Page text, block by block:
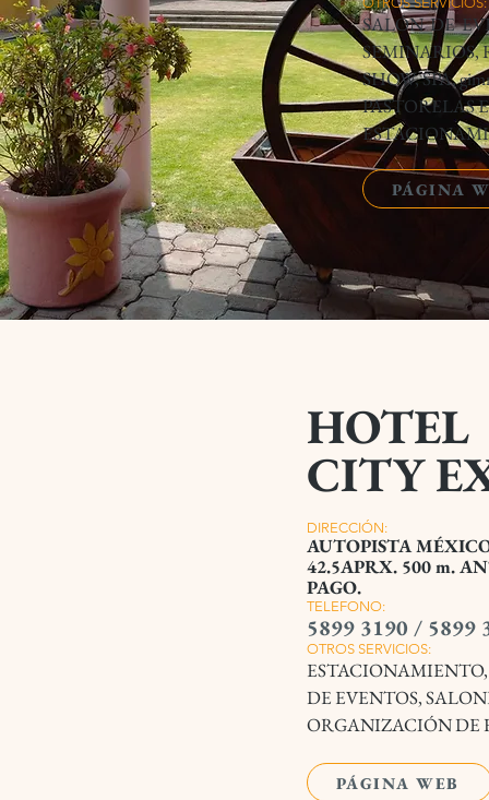
SALÓN DE
SEMINARIOS,
SHOW, SPA,
PASTORELAS
PÁGINA
HOTEL
CITY
DIRECCIÓN:
AUTOPISTA
42.5APRX. 500 m.
PAGO.
TELEFONO:
5899 3190 / 5899
OTROS SERVICIOS:
DE EVENTOS,
ORGANIZACIÓN DE
PÁGINA WEB